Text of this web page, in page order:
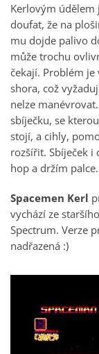
Kerlovým údělem
doufat, že na
mu dojde palivo
může trochu
čekají. Problém
shora, což
nelze
sbíječku, se
stojí, a cihly,
rozšířit. Sbíječek i
hop a držím palce.
Spacemen Kerl
vychází ze
Spectrum. Verze
nadřazená :)